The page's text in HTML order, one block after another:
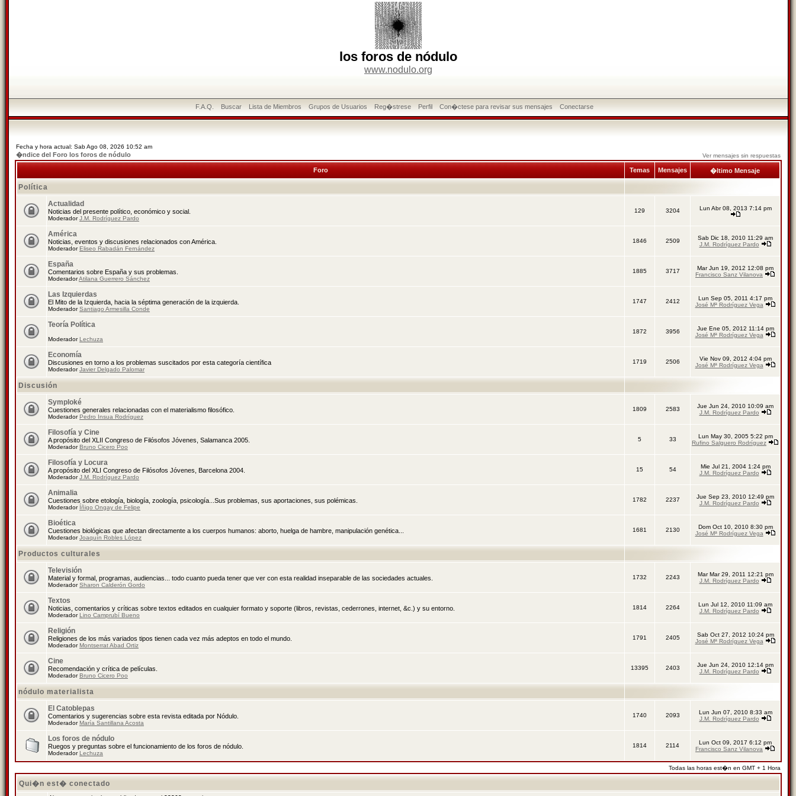
los foros de nódulo
www.nodulo.org
F.A.Q. Buscar Lista de Miembros Grupos de Usuarios Reg�strese Perfil Con�ctese para revisar sus mensajes Conectarse
Fecha y hora actual: Sab Ago 08, 2026 10:52 am
�ndice del Foro los foros de nódulo Ver mensajes sin respuestas
Foro Temas Mensajes �ltimo Mensaje
Política
Actualidad
Noticias del presente político, económico y social.
ModeradorJ.M. Rodríguez Pardo
129 3204 Lun Abr 08, 2013 7:14 pm
América
Noticias, eventos y discusiones relacionados con América.
ModeradorEliseo Rabadán Fernández
1846 2509
Sab Dic 18, 2010 11:29 am
J.M. Rodríguez Pardo
España
Comentarios sobre España y sus problemas.
ModeradorAtilana Guerrero Sánchez
1885 3717
Mar Jun 19, 2012 12:08 pm
Francisco Sanz Vilanova
Las Izquierdas
El Mito de la Izquierda, hacia la séptima generación de la izquierda.
ModeradorSantiago Armesilla Conde
1747 2412
Lun Sep 05, 2011 4:17 pm
José Mª Rodríguez Vega
Teoría Política
ModeradorLechuza
1872 3956
Jue Ene 05, 2012 11:14 pm
José Mª Rodríguez Vega
Economía
Discusiones en torno a los problemas suscitados por esta categoría científica
ModeradorJavier Delgado Palomar
1719 2506
Vie Nov 09, 2012 4:04 pm
José Mª Rodríguez Vega
Discusión
Symploké
Cuestiones generales relacionadas con el materialismo filosófico.
ModeradorPedro Insua Rodríguez
1809 2583
Jue Jun 24, 2010 10:09 am
J.M. Rodríguez Pardo
Filosofía y Cine
A propósito del XLII Congreso de Filósofos Jóvenes, Salamanca 2005.
ModeradorBruno Cicero Poo
5 33
Lun May 30, 2005 5:22 pm
Rufino Salguero Rodríguez
Filosofía y Locura
A propósito del XLI Congreso de Filósofos Jóvenes, Barcelona 2004.
ModeradorJ.M. Rodríguez Pardo
15 54
Mie Jul 21, 2004 1:24 pm
J.M. Rodríguez Pardo
Animalia
Cuestiones sobre etología, biología, zoología, psicología...Sus problemas, sus aportaciones, sus polémicas.
Moderador Íñigo Ongay de Felipe
1782 2237
Jue Sep 23, 2010 12:49 pm
J.M. Rodríguez Pardo
Bioética
Cuestiones biológicas que afectan directamente a los cuerpos humanos: aborto, huelga de hambre, manipulación genética...
ModeradorJoaquín Robles López
1681 2130
Dom Oct 10, 2010 8:30 pm
José Mª Rodríguez Vega
Productos culturales
Televisión
Material y formal, programas, audiencias... todo cuanto pueda tener que ver con esta realidad inseparable de las sociedades actuales.
ModeradorSharon Calderón Gordo
1732 2243
Mar Mar 29, 2011 12:21 pm
J.M. Rodríguez Pardo
Textos
Noticias, comentarios y críticas sobre textos editados en cualquier formato y soporte (libros, revistas, cederrones, internet, &c.) y su entorno.
ModeradorLino Camprubí Bueno
1814 2264
Lun Jul 12, 2010 11:09 am
J.M. Rodríguez Pardo
Religión
Religiones de los más variados tipos tienen cada vez más adeptos en todo el mundo.
ModeradorMontserrat Abad Ortiz
1791 2405
Sab Oct 27, 2012 10:24 pm
José Mª Rodríguez Vega
Cine
Recomendación y crítica de películas.
ModeradorBruno Cicero Poo
13395 2403
Jue Jun 24, 2010 12:14 pm
J.M. Rodríguez Pardo
nódulo materialista
El Catoblepas
Comentarios y sugerencias sobre esta revista editada por Nódulo.
ModeradorMaría Santillana Acosta
1740 2093
Lun Jun 07, 2010 8:33 am
J.M. Rodríguez Pardo
Los foros de nódulo
Ruegos y preguntas sobre el funcionamiento de los foros de nódulo.
ModeradorLechuza
1814 2114
Lun Oct 09, 2017 6:12 pm
Francisco Sanz Vilanova
Todas las horas est�n en GMT + 1 Hora
Qui�n est� conectado